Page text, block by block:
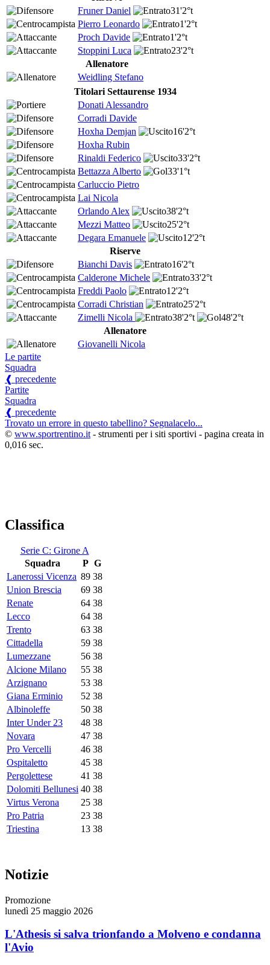
Fruner Daniel
31'2°t
Pierro Leonardo
1'2°t
Proch Davide
1'2°t
Stoppini Luca
23'2°t
Allenatore
Weidling Stefano
Titolari Settaurense 1934
Donati Alessandro
Corradi Davide
Hoxha Demjan
16'2°t
Hoxha Rubin
Rinaldi Federico
33'2°t
Bettazza Alberto
33'1°t
Carluccio Pietro
Lai Nicola
Orlando Alex
38'2°t
Mezzi Matteo
25'2°t
Degara Emanuele
12'2°t
Riserve
Bianchi Davis
16'2°t
Calderone Michele
33'2°t
Freddi Paolo
12'2°t
Corradi Christian
25'2°t
Zimelli Nicola
38'2°t 48'2°t
Allenatore
Giovanelli Nicola
Le partite
Squadra
❰ precedente
Partite
Squadra
❰ precedente
Trovato un errore in questo tabellino? Segnalacelo...
© www.sportrentino.it - strumenti per i siti sportivi - pagina creata in
0,016 sec.
Classifica
Serie C: Girone A
Squadra
P G
Lanerossi Vicenza 89 38
Union Brescia
69 38
Renate
64 38
Lecco
64 38
Trento
63 38
Cittadella
59 38
Lumezzane
56 38
Alcione Milano
55 38
Arzignano
53 38
Giana Erminio
52 38
Albinoleffe
50 38
Inter Under 23
48 38
Novara
47 38
Pro Vercelli
46 38
Ospitaletto
45 38
Pergolettese
41 38
Dolomiti Bellunesi 40 38
Virtus Verona
25 38
Pro Patria
23 38
Triestina
13 38
Notizie
Promozione
lunedì 25 maggio 2026
L'Athesis si salva trionfando a Molveno e condanna
l'Avio